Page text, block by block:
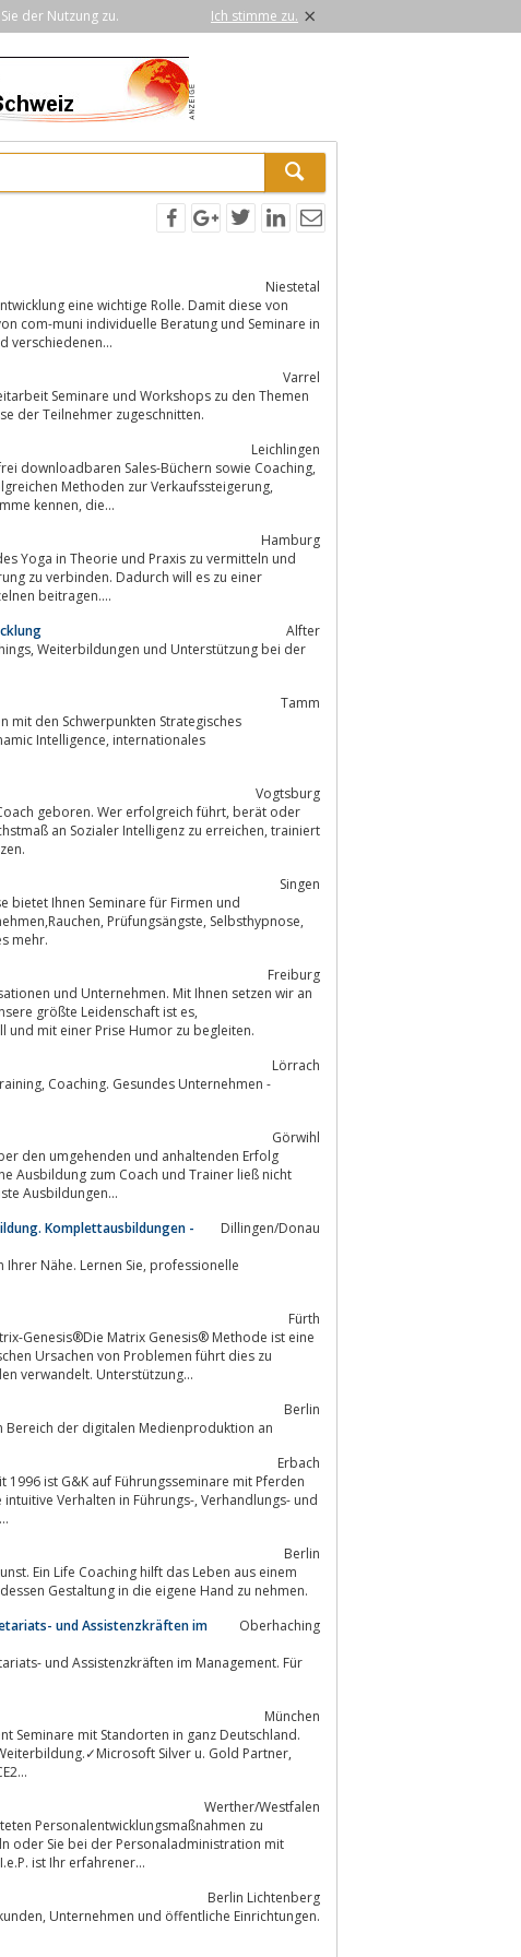
der Nutzung zu. Ich stimme zu. ×
Niestetal
eine wichtige Rolle. Damit diese von
verschiedenen...
Varrel
Seminare und Workshops zu den Themen
der Teilnehmer zugeschnitten.
Leichlingen
downloadbaren Sales-Büchern sowie Coaching,
Methoden zur Verkaufssteigerung,
Motivation und Mitarbeiteraktivierung. SLernen Sie hier die Aktionsprogramme kennen, die...
Hamburg
zu verbinden. Dadurch will es zu einer
beitragen....
Alfter
Tamm
mit den Schwerpunkten Strategisches
Vogtsburg
Singen
bietet Ihnen Seminare für Firmen und
Prüfungsängste, Selbsthypnose,
mehr.
Freiburg
und Unternehmen. Mit Ihnen setzen wir an
mit einer Prise Humor zu begleiten.
Lörrach
Görwihl
Ausbildung zum Coach und Trainer ließ nicht
Ausbildungen...
Komplettausbildungen -
Dillingen/Donau
Sie, professionelle
Fürth
Ursachen von Problemen führt dies zu
verwandelt. Unterstützung...
Berlin
Die DAA Medienakademie bietet als Kompetenzzentrum Fortbildungen im Bereich der digitalen Medienproduktion an
Erbach
ist G&K auf Führungsseminare mit Pferden
Berlin
Ein Life Coaching hilft das Leben aus einem
zu erkennen und dessen Gestaltung in die eigene Hand zu nehmen.
und Assistenzkräften im
Oberhaching
und Assistenzkräften im Management. Für
München
Seminare mit Standorten in ganz Deutschland.
Silver u. Gold Partner,
Werther/Westfalen
ist Ihr erfahrener...
Berlin Lichtenberg
Berufliche Weiterbildung, Personalentwicklung und -vermittlung für Privatkunden, Unternehmen und öffentliche Einrichtungen.